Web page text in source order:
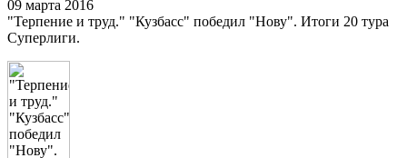
09 марта 2016
"Терпение и труд." "Кузбасс" победил "Нову". Итоги 20 тура
Суперлиги.